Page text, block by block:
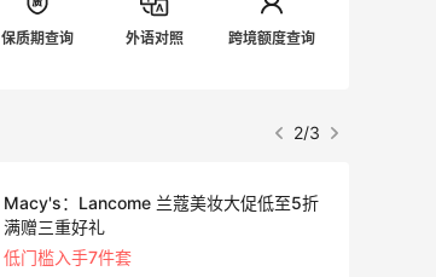
保质期查询 外语对照 跨境额度查询
3/3
LN-CC：限时大促！入手 Ganni、Acne、
西太后等
低至4折+额外8折